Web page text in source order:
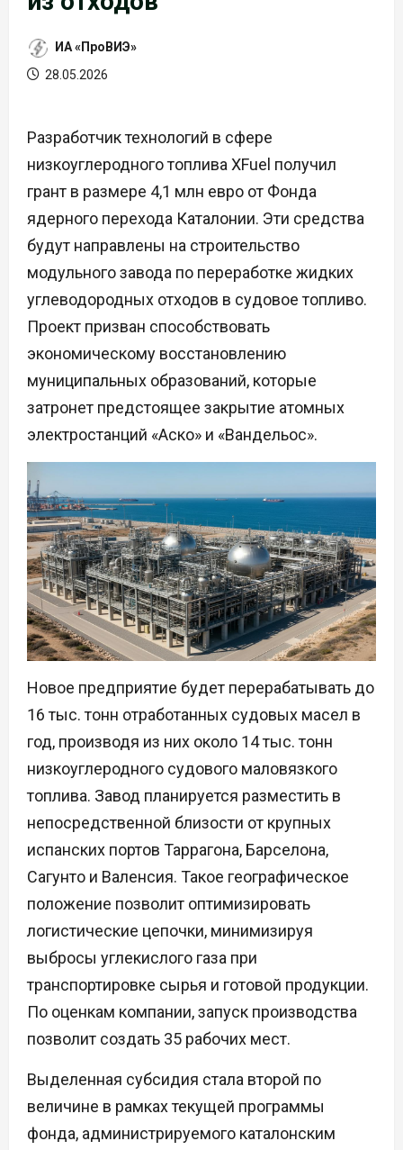
ИА «ПроВИЭ»
28.05.2026
Разработчик технологий в сфере
низкоуглеродного топлива XFuel получил
грант в размере 4,1 млн евро от Фонда
ядерного перехода Каталонии. Эти средства
будут направлены на строительство
модульного завода по переработке жидких
углеводородных отходов в судовое топливо.
Проект призван способствовать
экономическому восстановлению
муниципальных образований, которые
затронет предстоящее закрытие атомных
электростанций «Аско» и «Вандельос».
Новое предприятие будет перерабатывать до
16 тыс. тонн отработанных судовых масел в
год, производя из них около 14 тыс. тонн
низкоуглеродного судового маловязкого
топлива. Завод планируется разместить в
непосредственной близости от крупных
испанских портов Таррагона, Барселона,
Сагунто и Валенсия. Такое географическое
положение позволит оптимизировать
логистические цепочки, минимизируя
выбросы углекислого газа при
транспортировке сырья и готовой продукции.
По оценкам компании, запуск производства
позволит создать 35 рабочих мест.
Выделенная субсидия стала второй по
величине в рамках текущей программы
фонда, администрируемого каталонским